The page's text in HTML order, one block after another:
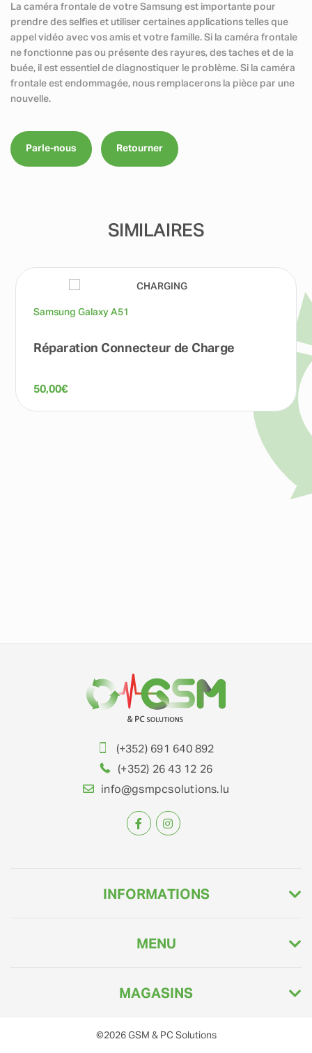
La caméra frontale de votre Samsung est importante pour
prendre des selfies et utiliser certaines applications telles que
appel vidéo avec vos amis et votre famille. Si la caméra frontale
ne fonctionne pas ou présente des rayures, des taches et de la
buée, il est essentiel de diagnostiquer le problème. Si la caméra
frontale est endommagée, nous remplacerons la pièce par une
nouvelle.
Parle-nous Retourner
SIMILAIRES
Samsung Galaxy A51
Réparation Connecteur de Charge
50,00€
(+352) 691 640 892
(+352) 26 43 12 26
info@gsmpcsolutions.lu
INFORMATIONS
MENU
MAGASINS
©2026 GSM & PC Solutions